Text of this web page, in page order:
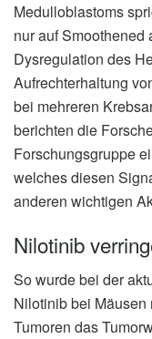
Medulloblastoms
nur auf
Dysregulation des
Aufrechterhaltung
bei mehreren
berichten die
Forschungsgruppe
welches diesen
anderen wichtigen
Nilotinib
So wurde bei der
Nilotinib bei
Tumoren das